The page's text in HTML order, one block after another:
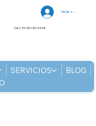
SERVICIOS
BLOG
Iniciar sesión
Cel: (+57) 302 3022448